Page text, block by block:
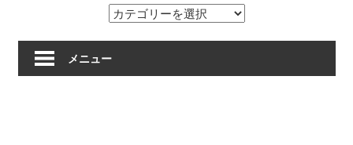
見
カ
メニュー